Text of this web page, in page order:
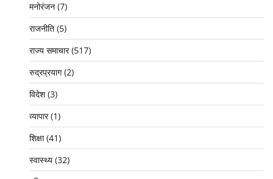
मनोरंजन(7)
राजनीति(5)
राज्य समाचार(517)
रुद्रप्रयाग(2)
विदेश(3)
व्यापार(1)
शिक्षा(41)
स्वास्थ्य(32)